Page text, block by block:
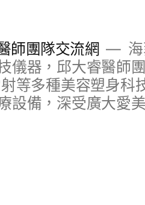
師團隊交流網
儀器，邱大睿醫師
等多種美容塑身科
設備，深受廣大愛